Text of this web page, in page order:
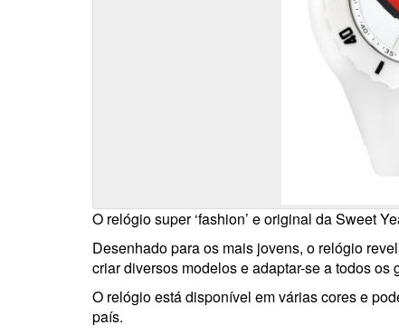
O relógio super ‘fashion’ e original da Sweet
Desenhado para os mais jovens, o relógio
criar diversos modelos e adaptar-se a todos os
O relógio está disponível em várias cores e
país.